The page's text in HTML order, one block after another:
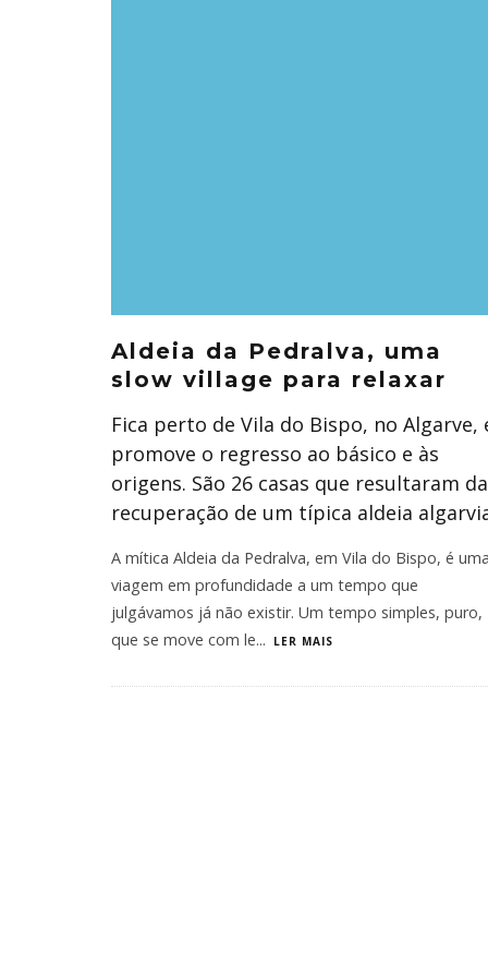
Aldeia da Pedralva, uma
slow village para relaxar
Fica perto de Vila do Bispo, no Algarve,
promove o regresso ao básico e às
origens. São 26 casas que resultaram da
recuperação de um típica aldeia
A mítica Aldeia da Pedralva, em Vila do Bispo, é
viagem em profundidade a um tempo que
julgávamos já não existir. Um tempo simples, puro,
que se move com le... LER MAIS